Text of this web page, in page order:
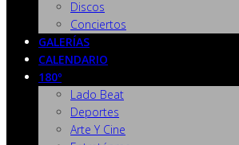
Discos
Conciertos
GALERÍAS
CALENDARIO
180º
Lado Beat
Deportes
Arte Y Cine